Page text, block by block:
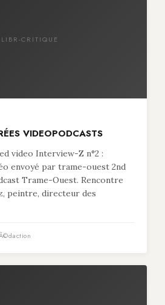
LIBR-CRITIQUE
VIDEOPODCASTS
video Interview-Z n°2 :
envoyé par trame-ouest 2nd
Trame-Ouest. Rencontre
peintre, directeur des